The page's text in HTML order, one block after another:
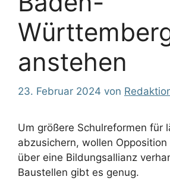
anstehen
23. Februar 2024 von
Um größere Schulreformen für
abzusichern, wollen Opposition
über eine Bildungsallianz
Baustellen gibt es genug.